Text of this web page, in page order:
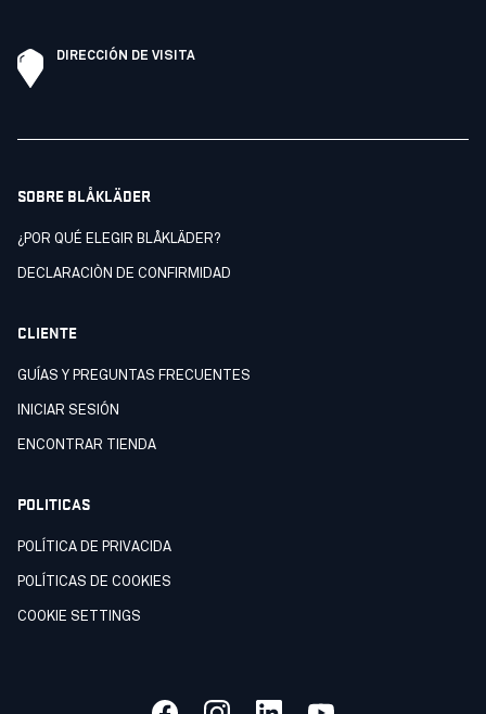
DIRECCIÓN DE VISITA
SOBRE BLÅKLÄDER
¿POR QUÉ ELEGIR BLÅKLÄDER?
DECLARACIÒN DE CONFIRMIDAD
CLIENTE
GUÍAS Y PREGUNTAS FRECUENTES
INICIAR SESIÓN
ENCONTRAR TIENDA
POLITICAS
POLÍTICA DE PRIVACIDA
POLÍTICAS DE COOKIES
COOKIE SETTINGS